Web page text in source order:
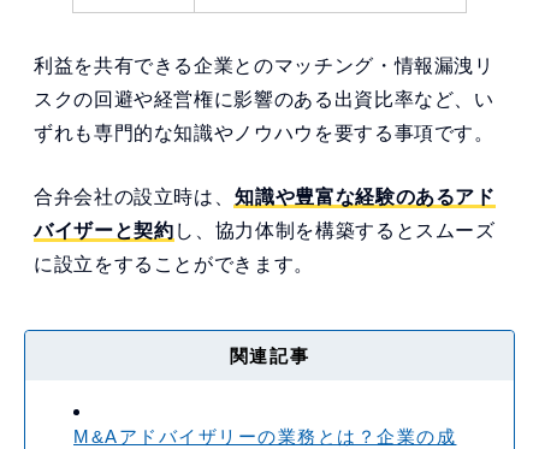
利益を共有できる企業とのマッチング・情報漏洩リ
スクの回避や経営権に影響のある出資比率など、い
ずれも専門的な知識やノウハウを要する事項です。
合弁会社の設立時は、 知識や豊富な経験のあるアド
バイザーと契約 し、協力体制を構築するとスムーズ
に設立をすることができます。
関連記事
M&Aアドバイザリーの業務とは？企業の成